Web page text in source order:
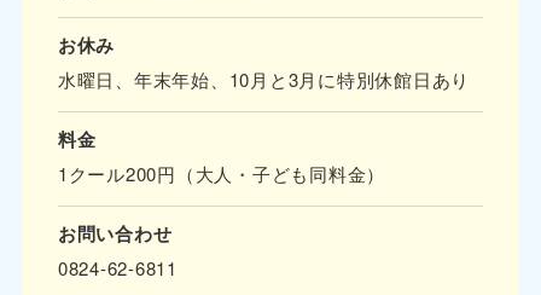
お休み
水曜日、年末年始、10月と3月に特別休館日あり
料金
1クール200円（大人・子ども同料金）
お問い合わせ
0824-62-6811